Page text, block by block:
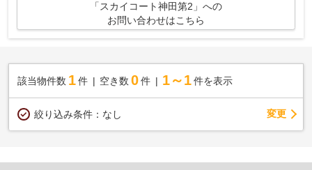
「スカイコート神田第2」への
お問い合わせはこちら
該当物件数 1件 空き数 0 件 1～1 件を表示
絞り込み条件： なし 変更